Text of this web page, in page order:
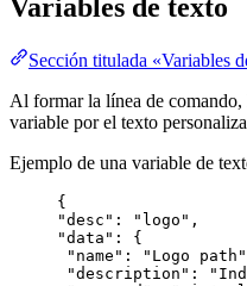
Variables de texto
Sección titulada «Variables
Al formar la línea de comando,
variable por el texto
Ejemplo de una variable de
{
"desc " : " logo " ,
"data " :
{
" name " : " Logo path "
"description " : "